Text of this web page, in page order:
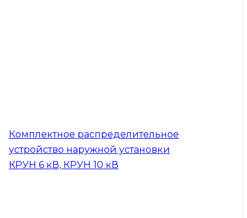
Комплектное распределительное
устройство наружной установки
КРУН 6 кВ, КРУН 10 кВ